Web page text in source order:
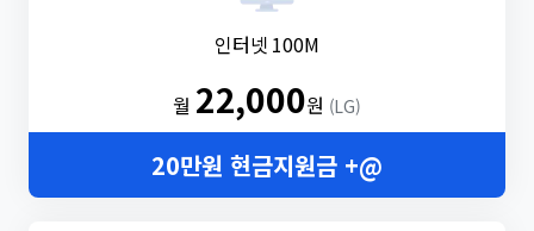
인터넷 100M
월 22,000원 (LG)
20만원 현금지원금 +@